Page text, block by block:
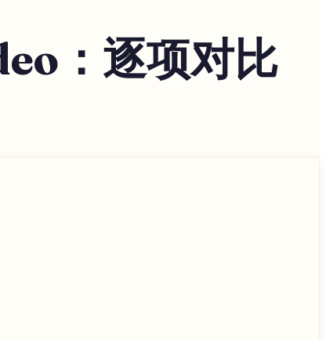
：逐项对比